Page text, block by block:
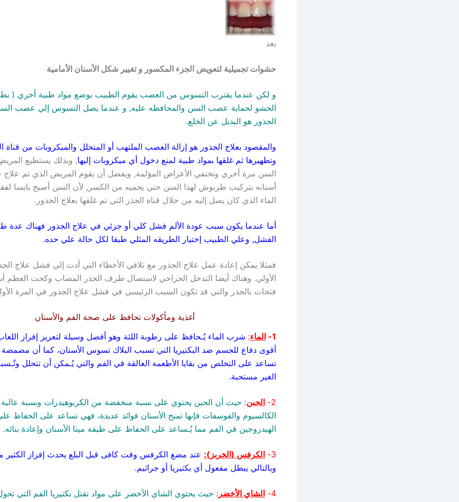
بعد
حشوات تجميلية لتعويض الجزء المكسور و تغيير شكل الأسنان الأمامية
و لكن عندما يقترب التسوس من العصب يقوم الطبيب بوضع مواد طبية أخري (
الحشو لحماية عصب السن والمحافظه عليه, و عندما يصل التسوس إلي عصب
الجذور هو البديل عن الخلع.
والمقصود بعلاج الجذور هو إزالة العصب الملتهب أو المتحلل والميكروبات من قناة
وتطهيرها ثم غلقها بمواد طبية لمنع دخول أي ميكروبات إليها, وبذلك يستطيع
السن مرة أخري وتختفي الأعراض المؤلمة, ويفضل أن يقوم المريض الذي تم علاج
أسنانه بتركيب طربوش لهذا السن حتي يحميه من الكسر, لأن السن أصبح يابسا
الماء الذي كان يصل إليه من خلال قناة الجذر التي تم غلقها بعلاج الجذور.
أما عندما يكون سبب عودة الألم فشل كلي أو جزئي في علاج الجذور فهناك عدة
الفشل, وعلي الطبيب إختيار الطريقه المثلي طبقا لكل حالة علي حده.
فمثلا يمكن إعادة عمل علاج الجذور مع تلافي الأخطاء التي أدت إلي فشل علاج
الأولي. وهناك أيضا التدخل الجراحي لاستصال طرف الجذر المصاب وكحت العظم
فتحات بالجذر والتي قد تكون السبب الرئيسي في فشل علاج الجذور في المرة
أغذية ومأكولات تحافظ على صحة الفم والأسنان
1- الماء: شرب الماء يُـحافظ على رطوبة اللثة وهو أفضل وسيلة لتعزيز إفراز
أقوى دفاع للجسم ضد البكتيريا التي تسبب البلاك تسوس الأسنان، كما أن مضمضة
تساعد على التخلص من بقايا الأطعمة العالقة في الفم والتي يُـمكن أن تتحلل
الغير مستحبة.
2- الجبن: حيث أن الجبن يحتوي على نسبة منخفضة من الكربوهيدرات ونسبة
الكالسيوم والفوسفات فإنها تمنح الأسنان فوائد عديدة، فهي تساعد على الحفاظ
الهيدروجين في الفم مما يُـساعد على الحفاظ على طبقة مينا الأسنان وإعادة بنائه.
3- الكرفس (الخربز): عند مضغ الكرفس وقت كافى قبل البلع يحدث إفراز الكثير
وبالتالي يبطل مفعول أي بكتيريا أو جراثيم.
4- الشاي الأخضر : حيث يحتوي الشاي الأخضر على مواد تقتل بكتيريا الفم التي